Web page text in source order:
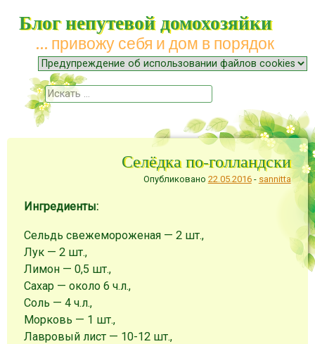
Блог непутевой домохозяйки
… привожу себя и дом в порядок
Меню
Наверх
Поиск
Селёдка по-голландски
Опубликовано 22.05.2016- sannitta
Ингредиенты:
Сельдь свежемороженая — 2 шт.,
Лук — 2 шт.,
Лимон — 0,5 шт.,
Сахар — около 6 ч.л.,
Соль — 4 ч.л.,
Морковь — 1 шт.,
Лавровый лист — 10-12 шт.,